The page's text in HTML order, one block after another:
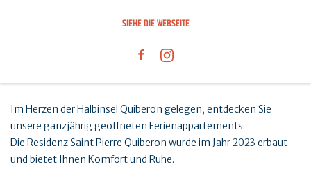
SIEHE DIE WEBSEITE
Im Herzen der Halbinsel Quiberon gelegen, entdecken Sie
unsere ganzjährig geöffneten Ferienappartements.
Die Residenz Saint Pierre Quiberon wurde im Jahr 2023 erbaut
und bietet Ihnen Komfort und Ruhe.